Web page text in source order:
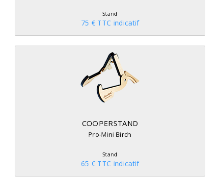
Stand
75 € TTC indicatif
COOPERSTAND
Pro-Mini Birch
Stand
65 € TTC indicatif